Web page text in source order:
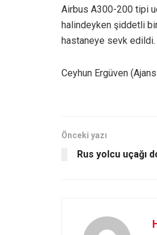
Airbus A300-200 tipi
halindeyken şiddetli
hastaneye sevk edildi.
Ceyhun Ergüven
Önceki yazı
Rus yolcu uçağı